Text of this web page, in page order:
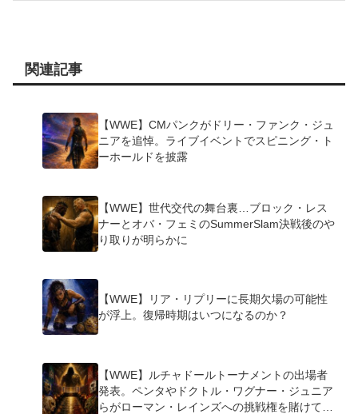
関連記事
【WWE】CMパンクがドリー・ファンク・ジュ
ニアを追悼。ライブイベントでスピニング・ト
ーホールドを披露
【WWE】世代交代の舞台裏…ブロック・レス
ナーとオバ・フェミのSummerSlam決戦後のや
り取りが明らかに
【WWE】リア・リプリーに長期欠場の可能性
が浮上。復帰時期はいつになるのか？
【WWE】ルチャドールトーナメントの出場者
発表。ペンタやドクトル・ワグナー・ジュニア
らがローマン・レインズへの挑戦権を賭けて激